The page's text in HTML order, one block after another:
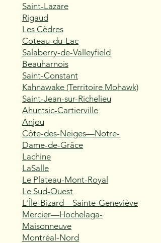
Saint-Lazare
Rigaud
Les Cèdres
Coteau-du-Lac
Salaberry-de-Valleyfield
Beauharnois
Saint-Constant
Kahnawake (Territoire Mohawk)
Saint-Jean-sur-Richelieu
Ahuntsic-Cartierville
Anjou
Côte-des-Neiges—Notre-
Dame-de-Grâce
Lachine
LaSalle
Le Plateau-Mont-Royal
Le Sud-Ouest
L'Île-Bizard—Sainte-Geneviève
Mercier—Hochelaga-
Maisonneuve
Montréal-Nord